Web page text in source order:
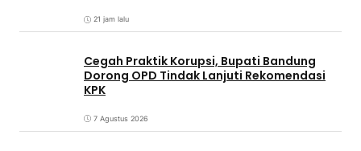
21 jam lalu
Cegah Praktik Korupsi, Bupati Bandung
Dorong OPD Tindak Lanjuti Rekomendasi
KPK
7 Agustus 2026